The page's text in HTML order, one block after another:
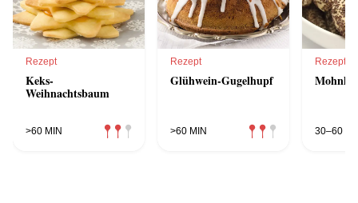
Rezept
Keks-
Weihnachtsbaum
>60 MIN
Rezept
Glühwein-Gugelhupf
>60 MIN
Rezept
30–60